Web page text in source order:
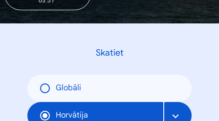
Skatiet
Globāli
Horvātija